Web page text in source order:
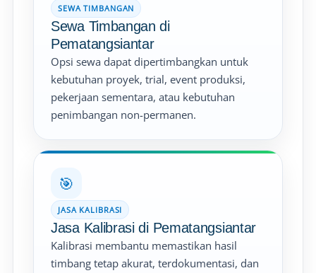
SEWA TIMBANGAN
Sewa Timbangan di
Pematangsiantar
Opsi sewa dapat dipertimbangkan untuk
kebutuhan proyek, trial, event produksi,
pekerjaan sementara, atau kebutuhan
penimbangan non-permanen.
🎯
JASA KALIBRASI
Jasa Kalibrasi di Pematangsiantar
Kalibrasi membantu memastikan hasil
timbang tetap akurat, terdokumentasi, dan